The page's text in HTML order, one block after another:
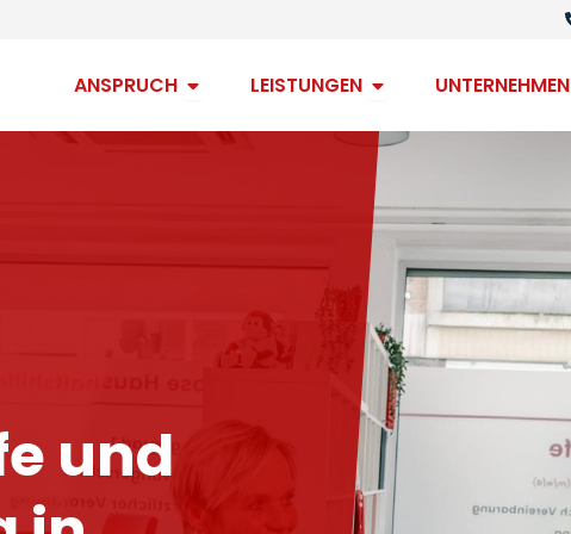
ANSPRUCH Open Anspruch
LEISTUNGEN Open Leistungen
UNTERNEHMEN
und